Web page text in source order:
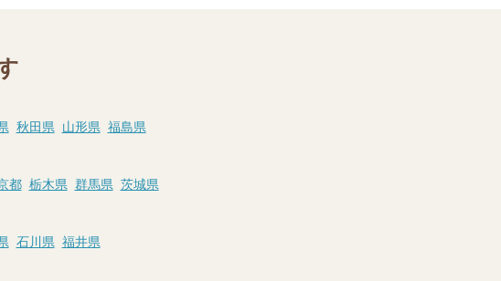
秋田県 山形県 福島県
都 栃木県 群馬県 茨城県
石川県 福井県